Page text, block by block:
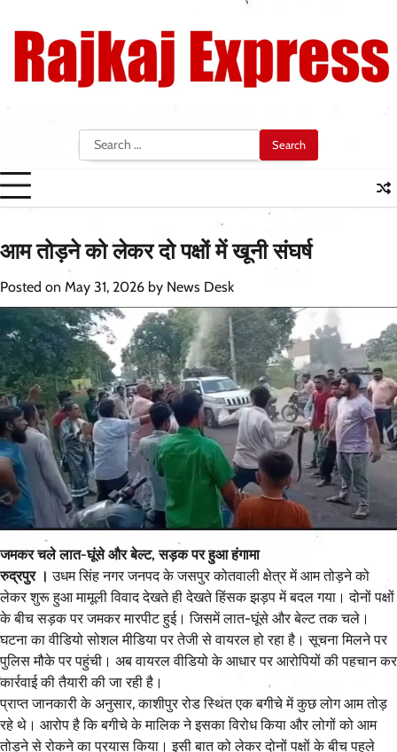
content
Search
for:
आम तोड़ने को लेकर दो पक्षों में खूनी संघर्ष
Posted on May 31, 2026 by News Desk
जमकर चले लात-घूंसे और बेल्ट, सड़क पर हुआ हंगामा
रुद्रपुर । उधम सिंह नगर जनपद के जसपुर कोतवाली क्षेत्र में आम तोड़ने को
लेकर शुरू हुआ मामूली विवाद देखते ही देखते हिंसक झड़प में बदल गया। दोनों पक्षों
के बीच सड़क पर जमकर मारपीट हुई। जिसमें लात-घूंसे और बेल्ट तक चले।
घटना का वीडियो सोशल मीडिया पर तेजी से वायरल हो रहा है। सूचना मिलने पर
पुलिस मौके पर पहुंची। अब वायरल वीडियो के आधार पर आरोपियों की पहचान कर
कार्रवाई की तैयारी की जा रही है।
प्राप्त जानकारी के अनुसार, काशीपुर रोड स्थित एक बगीचे में कुछ लोग आम तोड़
रहे थे। आरोप है कि बगीचे के मालिक ने इसका विरोध किया और लोगों को आम
तोड़ने से रोकने का प्रयास किया। इसी बात को लेकर दोनों पक्षों के बीच पहले